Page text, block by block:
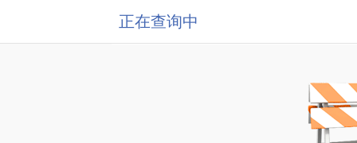
正在查询中